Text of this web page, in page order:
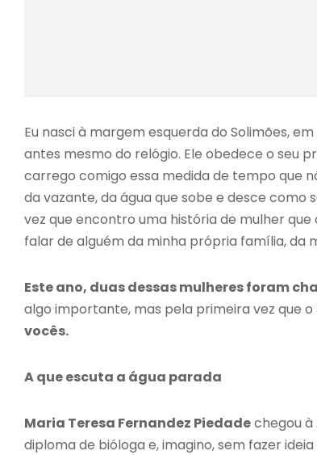
Eu nasci à margem esquerda do Solimões,
antes mesmo do relógio. Ele obedece o seu
carrego comigo essa medida de tempo que
da vazante, da água que sobe e desce como
vez que encontro uma história de mulher
falar de alguém da minha própria família, da
Este ano, duas dessas mulheres foram
algo importante, mas pela primeira vez que
vocês.
A que escuta a água parada
Maria Teresa Fernandez Piedadechegou à
diploma de bióloga e, imagino, sem fazer